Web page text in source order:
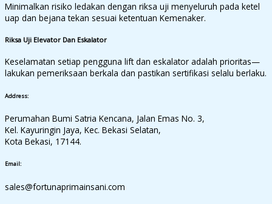
Minimalkan risiko ledakan dengan riksa uji menyeluruh pada ketel
uap dan bejana tekan sesuai ketentuan Kemenaker.
Riksa Uji Elevator Dan Eskalator
Keselamatan setiap pengguna lift dan eskalator adalah prioritas—
lakukan pemeriksaan berkala dan pastikan sertifikasi selalu berlaku.
Address:
Perumahan Bumi Satria Kencana, Jalan Emas No. 3,
Kel. Kayuringin Jaya, Kec. Bekasi Selatan,
Kota Bekasi, 17144.
Email:
sales@fortunaprimainsani.com